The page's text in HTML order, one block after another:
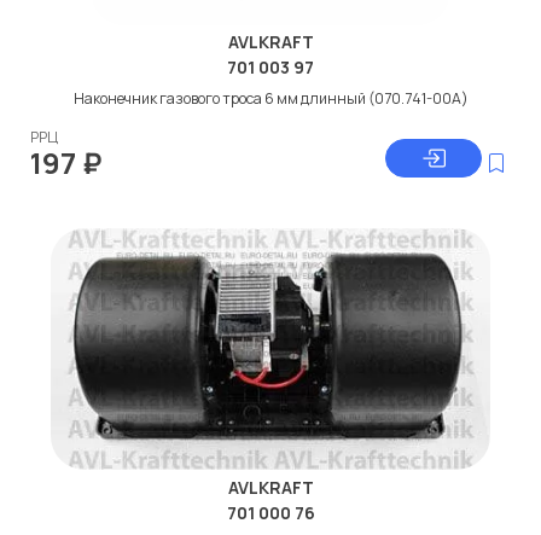
AVLKRAFT
701 003 97
Наконечник газового троса 6 мм длинный (070.741-00A)
РРЦ
197 ₽
AVLKRAFT
701 000 76